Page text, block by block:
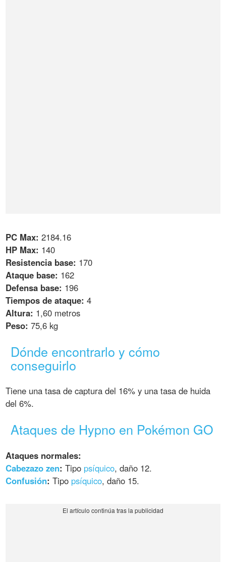
PC Max: 2184.16
HP Max: 140
Resistencia base: 170
Ataque base: 162
Defensa base: 196
Tiempos de ataque: 4
Altura: 1,60 metros
Peso: 75,6 kg
Dónde encontrarlo y cómo
conseguirlo
Tiene una tasa de captura del 16% y una tasa de huida
del 6%.
Ataques de Hypno en Pokémon GO
Ataques normales:
Cabezazo zen: Tipo psíquico, daño 12.
Confusión: Tipo psíquico, daño 15.